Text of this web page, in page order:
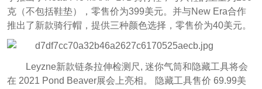
克（不包括鞋垫），零售价为399美元。并与New Era合作
推出了新款骑行帽，提供三种颜色选择，零售价为40美元。
Leyzne新款链条拉伸检测尺, 迷你气筒和隐藏工具将会
在 2021 Pond Beaver展会上亮相。 隐藏工具售价 69.99美